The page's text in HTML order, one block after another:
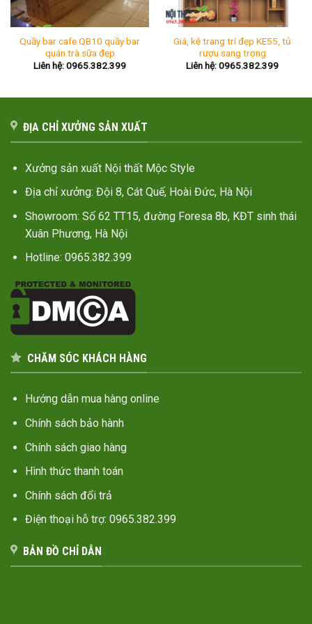
Quầy bar cafe QB10 quầy bar
quán trà sữa đẹp
Liên hệ: 0965.382.399
Giá, kệ trang trí đẹp KE55, tủ
rượu sang trọng
Liên hệ: 0965.382.399
ĐỊA CHỈ XƯỞNG SẢN XUẤT
Xưởng sản xuất Nội thất Mộc Style
Địa chỉ xưởng: Đội 8, Cát Quế, Hoài Đức, Hà Nội
Showroom: Số 62 TT15, đường Foresa 8b, KĐT sinh thái
Xuân Phương, Hà Nội
Hotline: 0965.382.399
CHĂM SÓC KHÁCH HÀNG
Hướng dẫn mua hàng online
Chính sách bảo hành
Chính sách giao hàng
Hình thức thanh toán
Chính sách đổi trả
Điện thoại hỗ trợ: 0965.382.399
BẢN ĐỒ CHỈ DẪN